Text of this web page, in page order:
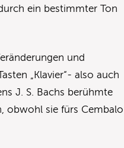
ein bestimmter Ton
und
„Klavier“- also auch
J. S. Bachs berühmte
obwohl sie fürs Cembalo